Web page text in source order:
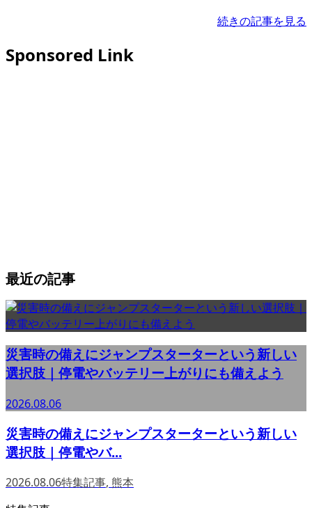
続きの記事を見る
Sponsored Link
最近の記事
災害時の備えにジャンプスターターという新しい
選択肢｜停電やバッテリー上がりにも備えよう
2026.08.06
災害時の備えにジャンプスターターという新しい
選択肢｜停電やバ...
2026.08.06特集記事, 熊本